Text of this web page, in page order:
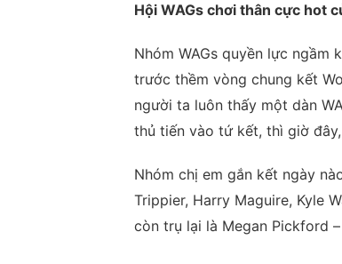
Hội WAGs chơi thân cực hot
Nhóm WAGs quyền lực
trước thềm vòng chung kết
người ta luôn thấy một dàn
thủ tiến vào tứ kết, thì giờ
Nhóm chị em gắn kết ngày
Trippier, Harry Maguire, Kyle
còn trụ lại là Megan Pickford